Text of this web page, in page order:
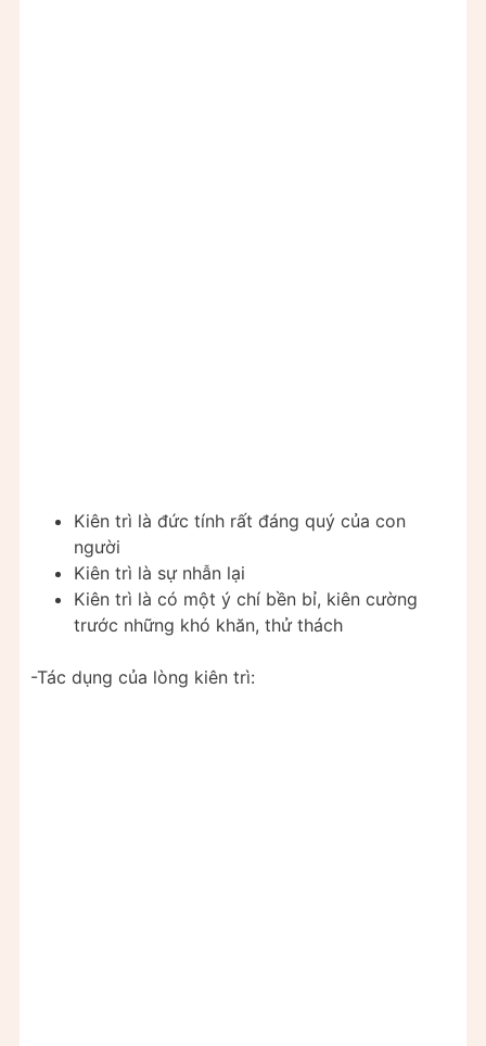
Kiên trì là đức tính rất đáng quý của con
người
Kiên trì là sự nhẫn lại
Kiên trì là có một ý chí bền bỉ, kiên cường
trước những khó khăn, thử thách
-Tác dụng của lòng kiên trì: